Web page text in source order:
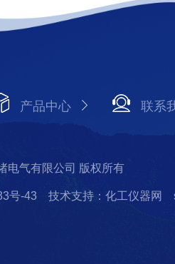
产品中心 联系
电气有限公司 版权所有
号-43 技术支持：化工仪器网